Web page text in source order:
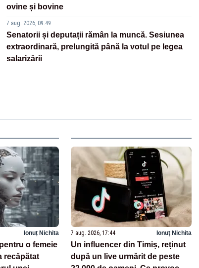
ovine și bovine
7 aug. 2026, 09:49
Senatorii și deputații rămân la muncă. Sesiunea
extraordinară, prelungită până la votul pe legea
salarizării
Ionuț Nichita
o femeie
recăpătat
7 aug. 2026, 17:44 Ionuț Nichita
Un influencer din Timiș, reținut
după un live urmărit de peste